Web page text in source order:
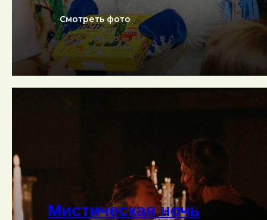
Смотреть фото
Мистическая ночь